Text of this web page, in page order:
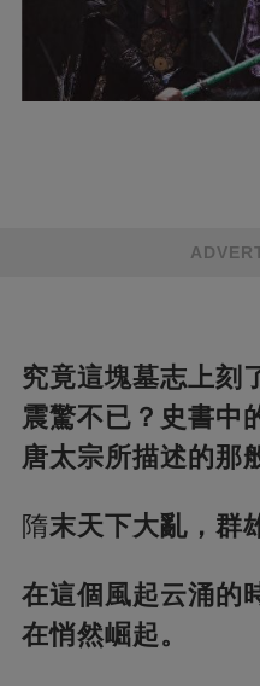
究竟這塊墓志上刻
震驚不已？史書中
唐太宗所描述的那
隋末天下大亂，群
在這個風起云涌的
在悄然崛起。